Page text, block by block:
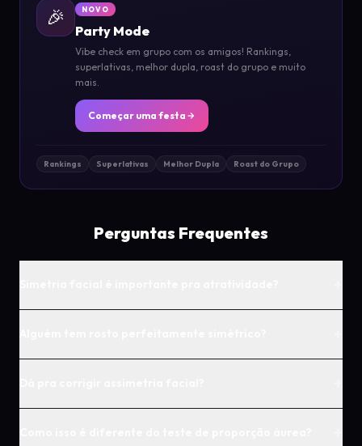
🎉 NOVO
Party Mode
Vibe check em grupo com os amigos! Rankings,
superlativas, melhor dupla, roast do grupo e muito
mais.
Começar uma festa
Rankings Superlativas Melhor Dupla Roast do Grupo
Perguntas Frequentes